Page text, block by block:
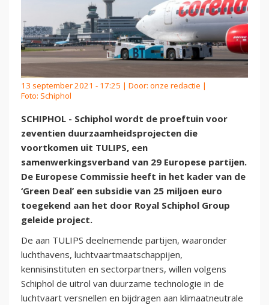
13 september 2021 - 17:25 | Door: onze redactie |
Foto: Schiphol
SCHIPHOL - Schiphol wordt de proeftuin voor
zeventien duurzaamheidsprojecten die
voortkomen uit TULIPS, een
samenwerkingsverband van 29 Europese partijen.
De Europese Commissie heeft in het kader van de
‘Green Deal’ een subsidie van 25 miljoen euro
toegekend aan het door Royal Schiphol Group
geleide project.
De aan TULIPS deelnemende partijen, waaronder
luchthavens, luchtvaartmaatschappijen,
kennisinstituten en sectorpartners, willen volgens
Schiphol de uitrol van duurzame technologie in de
luchtvaart versnellen en bijdragen aan klimaatneutrale